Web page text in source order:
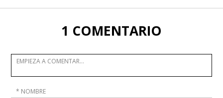
1 COMENTARIO